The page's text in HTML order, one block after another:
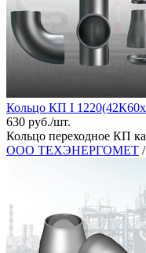
Кольцо КП I
630 руб./шт.
Кольцо переходное КП
ООО ТЕХЭНЕРГОМЕТ